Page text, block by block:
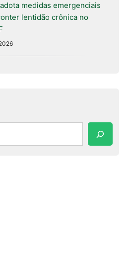
medidas emergenciais
lentidão crônica no